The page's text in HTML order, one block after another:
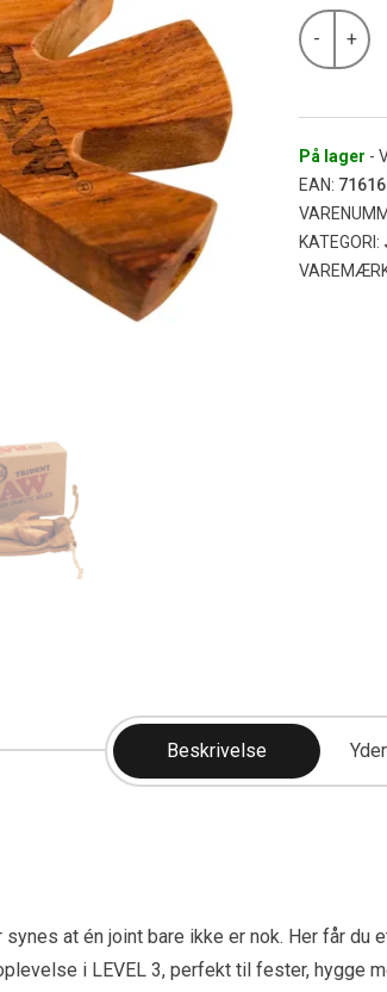
-
RAW
+
På lager -
EAN:
KATEGORI:
Beskrivelse
synes at én joint bare ikke er nok. Her får
i LEVEL 3, perfekt til fester, hygge